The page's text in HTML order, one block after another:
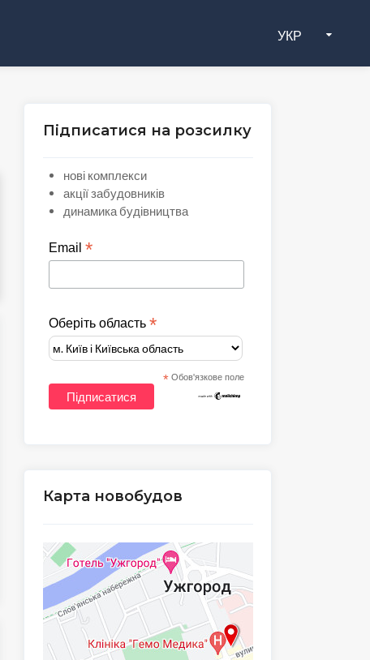
УКР
Підписатися на розсилку
нові комплекси
акції забудовників
динамика будівництва
Email*
Оберіть область*
* Обов'язкове поле
Карта новобудов